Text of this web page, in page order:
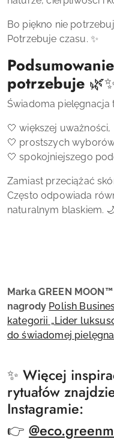
Bo piękno nie
Potrzebuje czasu. ✨
potrzebuje
Świadoma pielęgnacja
🤍 większej uważności,
🤍 prostszych
🤍 spokojniejszego
Zamiast przeciążać
Często odpowiada
naturalnym blaskiem.
Marka GREEN
nagrody Polish
kategorii „Lider
do świadomej
✨ Więcej
rytuałów
Instagramie:
👉